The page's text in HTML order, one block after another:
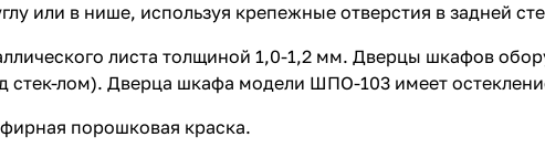
или в нише, используя крепежные отверстия в задней
листа толщиной 1,0-1,2 мм. Дверцы шкафов
стек-лом). Дверца шкафа модели ШПО-103 имеет
порошковая краска.